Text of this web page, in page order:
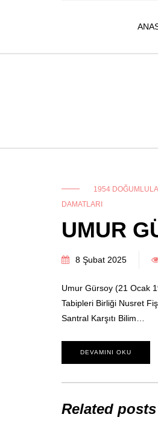
1954
DAMATLARI
UMUR
8 Şubat 2025
Umur Gürsoy (21 Ocak
Tabipleri Birliği Nusret
Santral Karşıtı Bilim…
DEVAMINI OKU
Related posts